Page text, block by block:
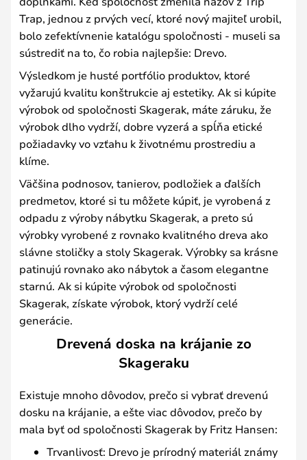
Trap, jednou z prvých vecí, ktoré nový majiteľ urobil,
bolo zefektívnenie katalógu spoločnosti - museli sa
sústrediť na to, čo robia najlepšie: Drevo.
Výsledkom je husté portfólio produktov, ktoré
vyžarujú kvalitu konštrukcie aj estetiky. Ak si kúpite
výrobok od spoločnosti Skagerak, máte záruku, že
výrobok dlho vydrží, dobre vyzerá a spĺňa etické
požiadavky vo vzťahu k životnému prostrediu a
klíme.
Väčšina podnosov, tanierov, podložiek a ďalších
predmetov, ktoré si tu môžete kúpiť, je vyrobená z
odpadu z výroby nábytku Skagerak, a preto sú
výrobky vyrobené z rovnako kvalitného dreva ako
slávne stoličky a stoly Skagerak. Výrobky sa krásne
patinujú rovnako ako nábytok a časom elegantne
starnú. Ak si kúpite výrobok od spoločnosti
Skagerak, získate výrobok, ktorý vydrží celé
generácie.
Drevená doska na krájanie zo
Skageraku
Existuje mnoho dôvodov, prečo si vybrať drevenú
dosku na krájanie, a ešte viac dôvodov, prečo by
mala byť od spoločnosti Skagerak by Fritz Hansen:
Trvanlivosť: Drevo je prírodný materiál známy